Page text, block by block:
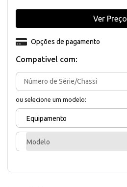
Compativel com:
ou selecione um modelo:
Equipamento
Modelo
Opções de pagamento
Ver Preço